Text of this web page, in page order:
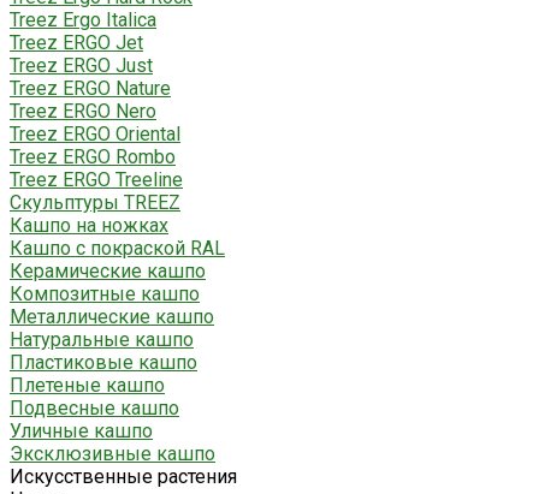
Treez Ergo Italica
Treez ERGO Jet
Treez ERGO Just
Treez ERGO Nature
Treez ERGO Nero
Treez ERGO Oriental
Treez ERGO Rombo
Treez ERGO Treeline
Скульптуры TREEZ
Кашпо на ножках
Кашпо с покраской RAL
Керамические кашпо
Композитные кашпо
Металлические кашпо
Натуральные кашпо
Пластиковые кашпо
Плетеные кашпо
Подвесные кашпо
Уличные кашпо
Эксклюзивные кашпо
Искусственные растения